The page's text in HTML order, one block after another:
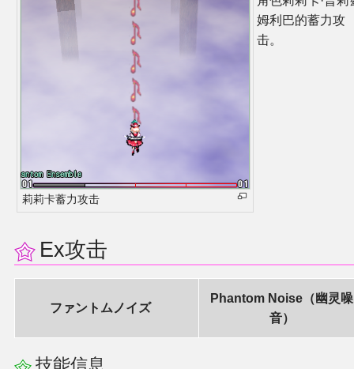
莉莉卡蓄力攻击
姆利巴的蓄力攻
击。
Ex攻击
ファントムノイズ
Phantom Noise（幽灵噪
音）
技能信息
THB相关项目
THB媒体
其他
联系管理员